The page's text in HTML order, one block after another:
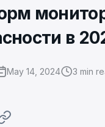
в
May 14, 2024 3 min